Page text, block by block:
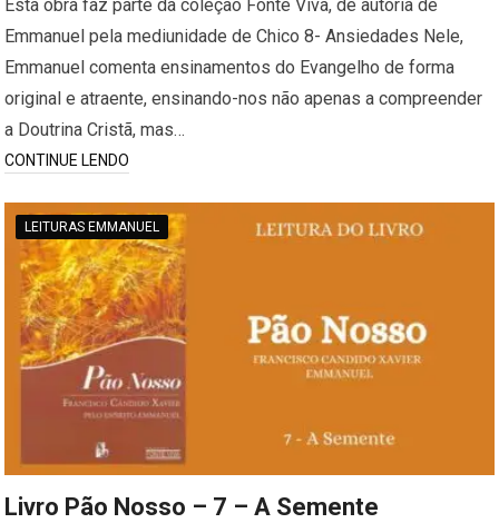
Esta obra faz parte da coleção Fonte Viva, de autoria de
Emmanuel pela mediunidade de Chico 8- Ansiedades Nele,
Emmanuel comenta ensinamentos do Evangelho de forma
original e atraente, ensinando-nos não apenas a compreender
a Doutrina Cristã, mas…
CONTINUE LENDO
LEITURAS EMMANUEL
Livro Pão Nosso – 7 – A Semente